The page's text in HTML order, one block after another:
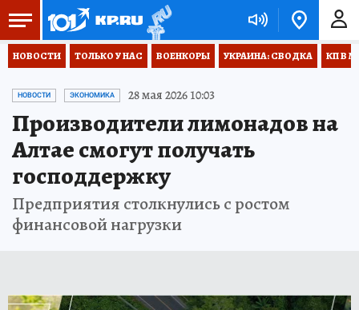
НОВОСТИ ТОЛЬКО У НАС ВОЕНКОРЫ УКРАИНА: СВОДКА КП В
НОВОСТИ ЭКОНОМИКА 28 мая 2026 10:03
Производители лимонадов на
Алтае смогут получать
господдержку
Предприятия столкнулись с ростом
финансовой нагрузки